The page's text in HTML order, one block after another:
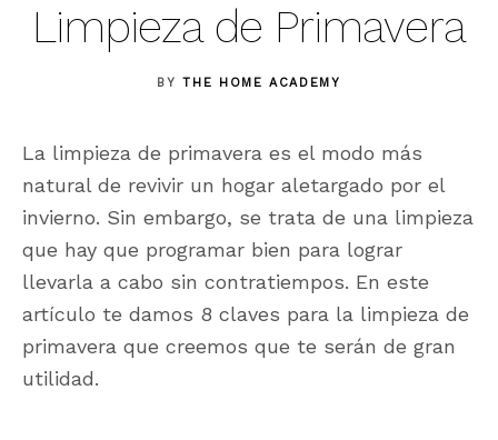
Limpieza de Primavera
BYTHE HOME ACADEMY
La limpieza de primavera es el modo más
natural de revivir un hogar aletargado por el
invierno. Sin embargo, se trata de una limpieza
que hay que programar bien para lograr
llevarla a cabo sin contratiempos. En este
artículo te damos 8 claves para la limpieza de
primavera que creemos que te serán de gran
utilidad.